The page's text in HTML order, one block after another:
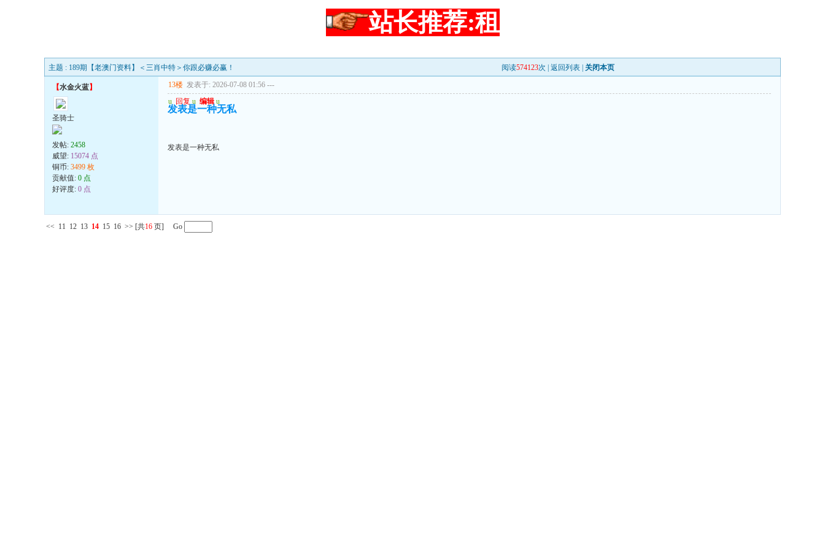
站长推荐:租
主题 : 189期【老澳门资料】＜三肖中特＞你跟必赚必赢！ 阅读574123次 | 返回列表 关闭本页
【水金火蓝】
圣骑士
发帖: 2458
威望: 15074 点
铜币: 3499 枚
贡献值: 0 点
好评度: 0 点
13楼 发表于: 2026-07-08 01:56 ---
u 回复 u 编辑 u
发表是一种无私
发表是一种无私
<< 11 12 13 14 15 16 >> [共16 页] Go